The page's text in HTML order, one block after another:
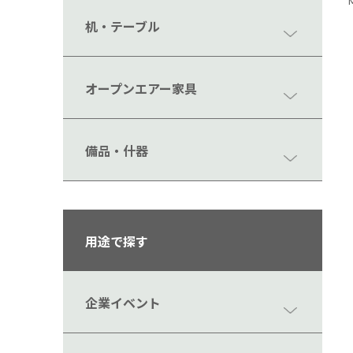
机・テーブル
オープンエアー家具
備品・什器
用途で探す
企業イベント